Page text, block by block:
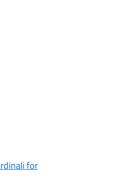
for